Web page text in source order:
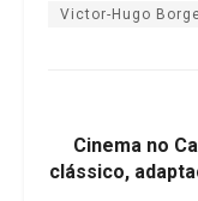
Victor-Hugo
Cinema no
clássico,